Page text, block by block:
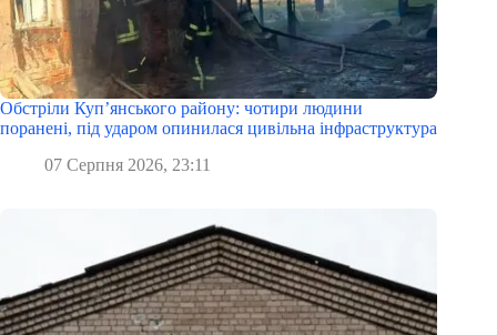
Обстріли Куп’янського району: чотири людини
поранені, під ударом опинилася цивільна інфраструктура
07 Серпня 2026, 23:11